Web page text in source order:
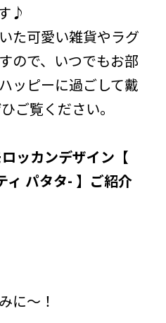
♪
た可愛い雑貨やラグ
ので、いつでもお部
ッピーに過ごして戴
覧ください。
ッカンデザイン【
パタタ- 】ご紹介
に～！